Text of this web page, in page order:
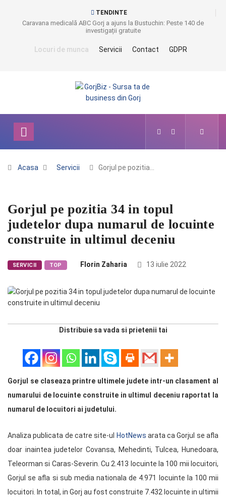
TENDINTE
Caravana medicală ABC Gorj a ajuns la Bustuchin: Peste 140 de
investigații gratuite
Locuri de munca Servicii Contact GDPR
Acasa Servicii Gorjul pe pozitia…
Gorjul pe pozitia 34 in topul
judetelor dupa numarul de locuinte
construite in ultimul deceniu
SERVICII TOP Florin Zaharia 13 iulie 2022
Distribuie sa vada si prietenii tai
Gorjul se claseaza printre ultimele judete intr-un clasament al
numarului de locuinte construite in ultimul deceniu raportat la
numarul de locuitori ai judetului.
Analiza publicata de catre site-ul HotNews arata ca Gorjul se afla
doar inaintea judetelor Covansa, Mehedinti, Tulcea, Hunedoara,
Teleorman si Caras-Severin. Cu 2.413 locuinte la 100 mii locuitori,
Gorjul se afla si sub media nationala de 4.971 locuinte la 100 mii
locuitori. In total, in Gorj au fost construite 7.432 locuinte in ultimii